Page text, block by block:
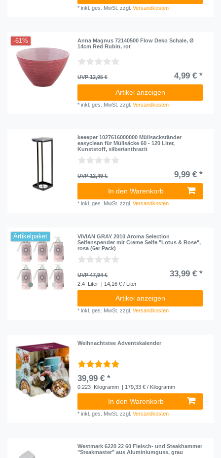
*inkl. ges. MwSt. zzgl.Versandkosten
-61%
Anna Magnus 72140500 Flow Deko Schale, Ø
14cm Red Rubin, rot
UVP 12,95 € 4,99 € *
Artikel anzeigen
*inkl. ges. MwSt. zzgl.Versandkosten
keeeper 1027616000000 Müllsackständer
easyclean für Müllsäcke 60 - 120 Liter,
Kunststoff, silber/anthrazit
UVP 12,49 € 9,99 € *
In den Warenkorb
*inkl. ges. MwSt. zzgl.Versandkosten
Artikelpaket
VIVIAN GRAY 2010 Aroma Selection
Seifenspender mit Creme Seife "Lotus & Rose",
rosa (6er Pack)
UVP 47,94 € 33,99 € *
2.4 Liter | 14,16 € / Liter
Artikel anzeigen
*inkl. ges. MwSt. zzgl.Versandkosten
Weihnachtstee Adventskalender
39,99 € *
0.223 Kilogramm | 179,33 € / Kilogramm
In den Warenkorb
*inkl. ges. MwSt. zzgl.Versandkosten
Westmark 6220 22 60 Fleisch- und Steakhammer
"Steakmaster" aus Aluminiumguss, grau